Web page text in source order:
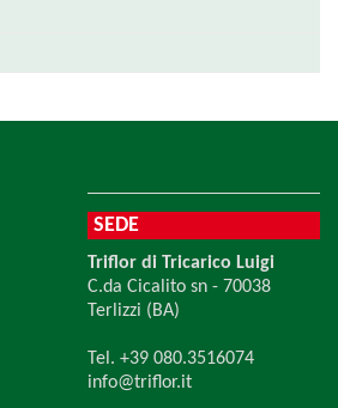
SEDE
Triflor di Tricarico Luigi
C.da Cicalito sn - 70038
Terlizzi (BA)
Tel. +39 080.3516074
info@triflor.it